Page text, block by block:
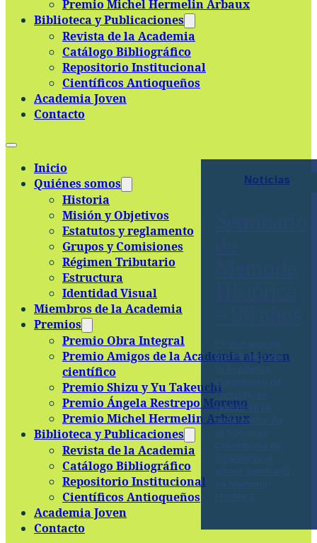
Skip to main contentSkip to footer
Premio Michel Hermelin Arbaux
Biblioteca y Publicaciones
Revista de la Academia
Catálogo Bibliográfico
Repositorio Institucional
Científicos Antioqueños
Academia Joven
Contacto
Inicio
Quiénes somos
Historia
Misión y Objetivos
Estatutos y reglamento
Grupos y Comisiones
Régimen Tributario
Estructura
Identidad Visual
Miembros de la Academia
Premios
Premio Obra Integral
Premio Amigos de la Academia al joven
científico
Premio Shizu y Yu Takeuchi
Premio Ángela Restrepo Moreno
Premio Michel Hermelin Arbaux
Biblioteca y Publicaciones
Revista de la Academia
Catálogo Bibliográfico
Repositorio Institucional
Científicos Antioqueños
Academia Joven
Contacto
Noticias
los 90 años de
Colombiana de
Ciencias, se
realizó en la
sede centro de